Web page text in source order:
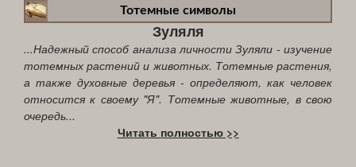
Тотемные символы
Зуляля
...Надежный способ анализа личности Зуляли - изучение
тотемных растений и животных. Тотемные растения,
а также духовные деревья - определяют, как человек
относится к своему "Я". Тотемные животные, в свою
очередь...
Читать полностью >>